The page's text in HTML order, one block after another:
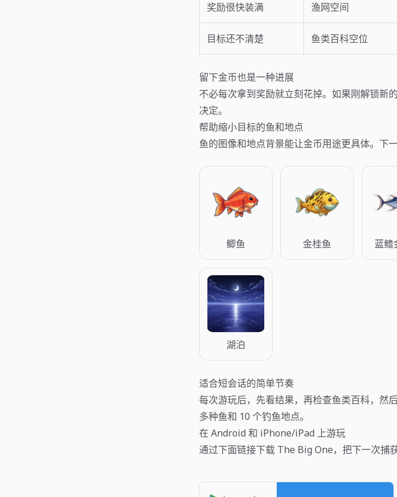
奖励很快装满 渔网空间
目标还不清楚 鱼类百科空位
留下金币也是一种进展
不必每次拿到奖励就立刻花掉。如果刚解锁新
决定。
帮助缩小目标的鱼和地点
鱼的图像和地点背景能让金币用途更具体。下
鲫鱼 金桂鱼 蓝鳍
湖泊
适合短会话的简单节奏
每次游玩后，先看结果，再检查鱼类百科，然
多种鱼和 10 个钓鱼地点。
在 Android 和 iPhone/iPad 上游玩
通过下面链接下载 The Big One，把下一次捕